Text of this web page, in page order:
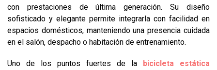
con prestaciones de última generación. Su diseño
sofisticado y elegante permite integrarla con facilidad en
espacios domésticos, manteniendo una presencia cuidada
en el salón, despacho o habitación de entrenamiento.
Uno de los puntos fuertes de la bicicleta estática